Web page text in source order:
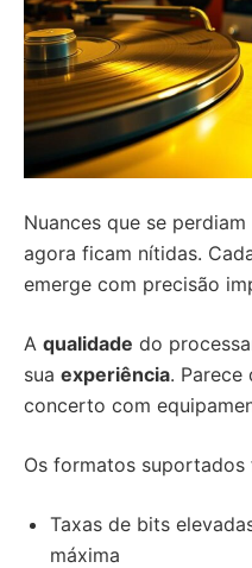
Nuances que se
agora ficam nítidas.
emerge com precisão
A qualidade do
sua experiência. Parece
concerto com
Os formatos
Taxas de bits
máxima